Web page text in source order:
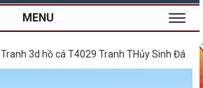
MENU
Tranh 3d hồ cá T4029 Tranh THủy Sinh Đá